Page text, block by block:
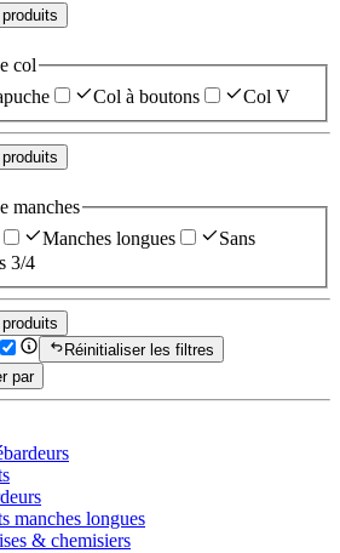
col
Col à boutons Col V
manches
Manches longues
Sans
3/4
Réinitialiser les filtres
par
manches longues
& chemisiers